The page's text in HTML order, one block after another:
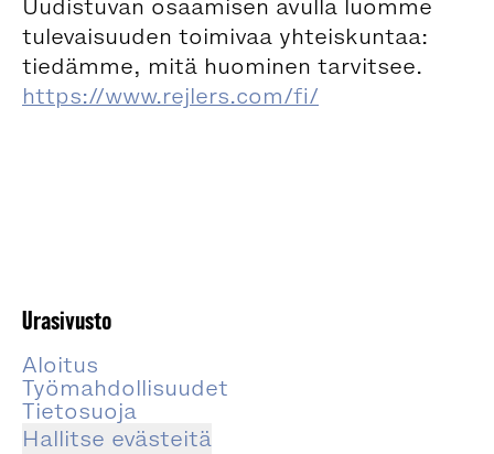
Uudistuvan osaamisen avulla luomme
tulevaisuuden toimivaa yhteiskuntaa:
tiedämme, mitä huominen tarvitsee.
https://www.rejlers.com/fi/
Urasivusto
Aloitus
Työmahdollisuudet
Tietosuoja
Hallitse evästeitä